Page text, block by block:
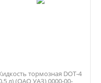
тормозная DOT-4
л) (ОАО УАЗ) 0000-00-